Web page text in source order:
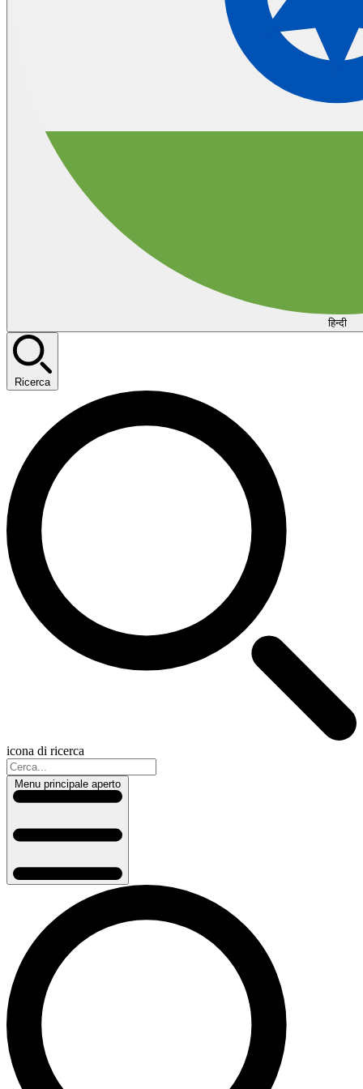
हिन्दी
Ricerca
icona di ricerca
Menu principale aperto